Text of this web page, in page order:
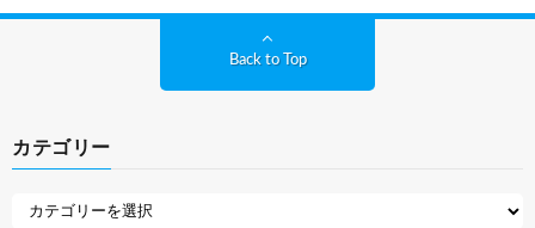
Back to Top
カテゴリー